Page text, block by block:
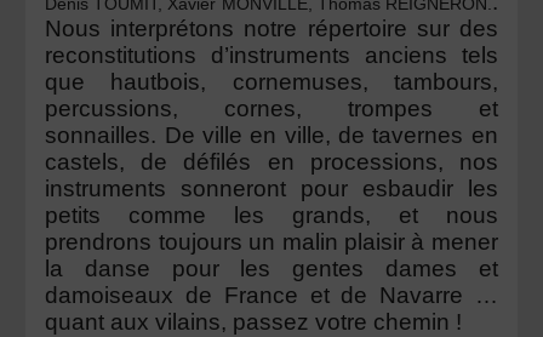
Denis TOUMIT, Xavier MONVILLE, Thomas REIGNERON.
Nous interprétons notre répertoire sur des
reconstitutions d’instruments anciens tels
que hautbois, cornemuses, tambours,
percussions, cornes, trompes et
sonnailles. De ville en ville, de tavernes en
castels, de défilés en processions, nos
instruments sonneront pour esbaudir les
petits comme les grands, et nous
prendrons toujours un malin plaisir à mener
la danse pour les gentes dames et
damoiseaux de France et de Navarre …
quant aux vilains, passez votre chemin !